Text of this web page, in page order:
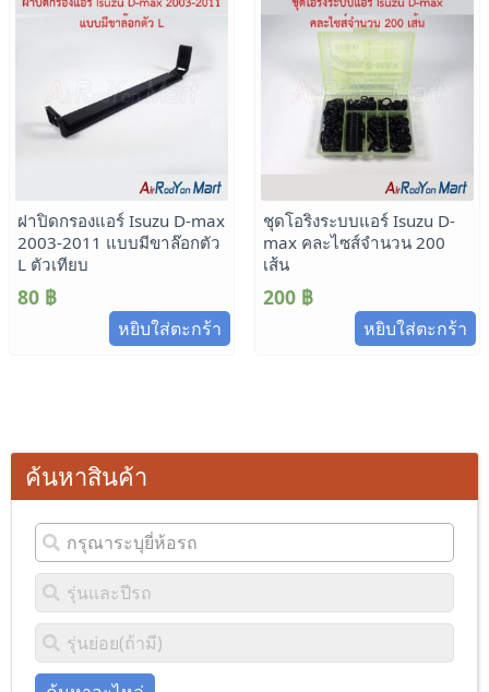
ฝาปิดกรองแอร์ Isuzu D-max
2003-2011 แบบมีขาล๊อกตัว
L ตัวเทียบ
80 ฿
หยิบใส่ตะกร้า
ชุดโอริงระบบแอร์ Isuzu D-
max คละไซส์จำนวน 200
เส้น
200 ฿
หยิบใส่ตะกร้า
ค้นหาสินค้า